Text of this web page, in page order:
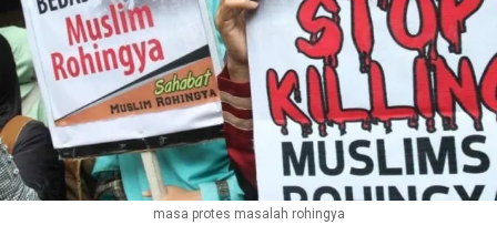
masa protes masalah rohingya